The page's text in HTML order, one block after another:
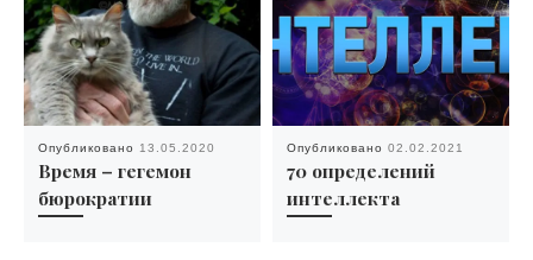
Опубликовано 13.05.2020
Время – гегемон
бюрократии
Опубликовано 02.02.2021
70 определений
интеллекта